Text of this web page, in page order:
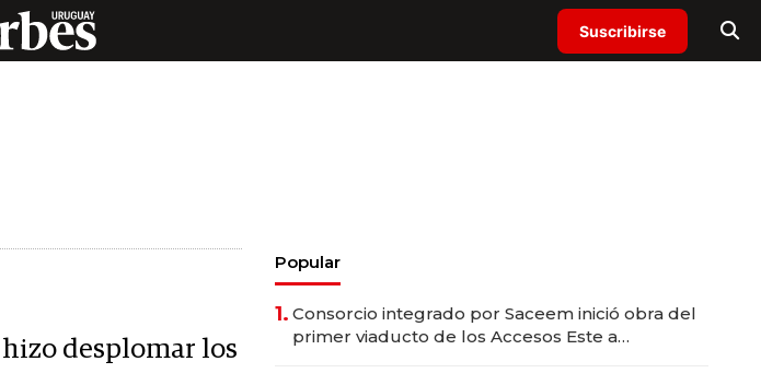
Suscribirse
desplomar los
Popular
1. Consorcio integrado por Saceem inició obra del
primer viaducto de los Accesos Este a